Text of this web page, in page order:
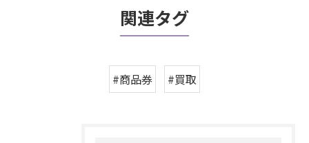
関連タグ
#商品券 #買取